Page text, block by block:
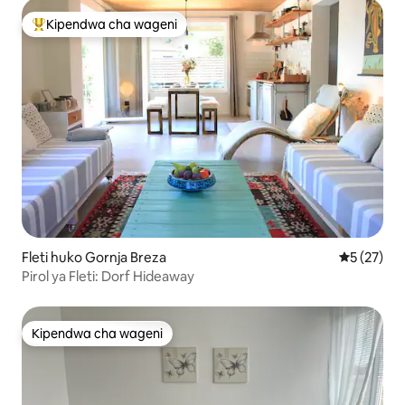
Kipendwa maarufu cha wageni
Kipendwa cha wageni
Fleti huko Gornja Breza Ukadiriaji
5 (27)
Pirol ya Fleti: Dorf Hideaway
Kipendwa cha wageni
Kipendwa cha wageni